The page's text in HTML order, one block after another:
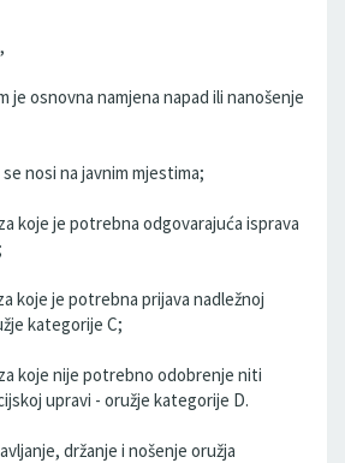
je osnovna namjena napad ili nanošenje
nosi na javnim mjestima;
koje je potrebna odgovarajuća isprava
koje je potrebna prijava nadležnoj
kategorije C;
koje nije potrebno odobrenje niti
upravi - oružje kategorije D.
držanje i nošenje oružja